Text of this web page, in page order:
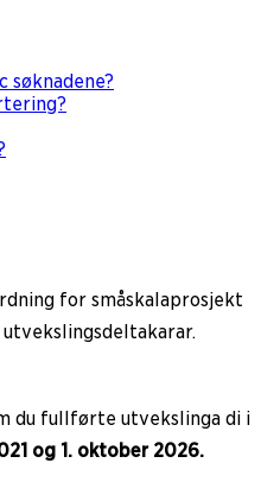
søknadene?
for småskalaprosjekt
du fullførte utvekslinga di i
og 1. oktober 2026.